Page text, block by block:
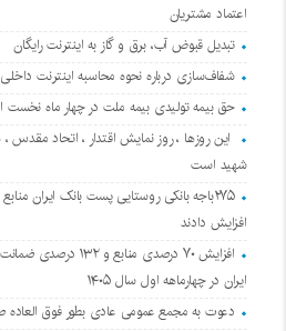
اعتماد مشتریان
تبدیل قبوض آب، برق و گاز به اینترنت رایگان
شفاف‌سازی درباره نحوه محاسبه اینترنت
حق بیمه تولیدی بیمه ملت در چهار ماه نخست امسال از
این روزها ، روز نمایش اقتدار ، اتحاد
شهید است
افزایش دادند
افزایش ۷۰ درصدی
ایران در چهارماهه اول سال ۱۴۰۵
دعوت به مجمع عمومی عادی بطور فوق العاده